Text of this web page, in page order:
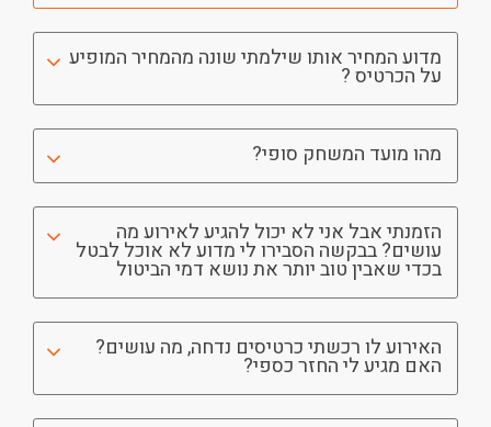
מדוע המחיר אותו שילמתי שונה מהמחיר המופיע
על הכרטיס ?
מהו מועד המשחק סופי?
הזמנתי אבל אני לא יכול להגיע לאירוע מה
עושים? בבקשה הסבירו לי מדוע לא אוכל לבטל
בכדי שאבין טוב יותר את נושא דמי הביטול
האירוע לו רכשתי כרטיסים נדחה, מה עושים?
האם מגיע לי החזר כספי?